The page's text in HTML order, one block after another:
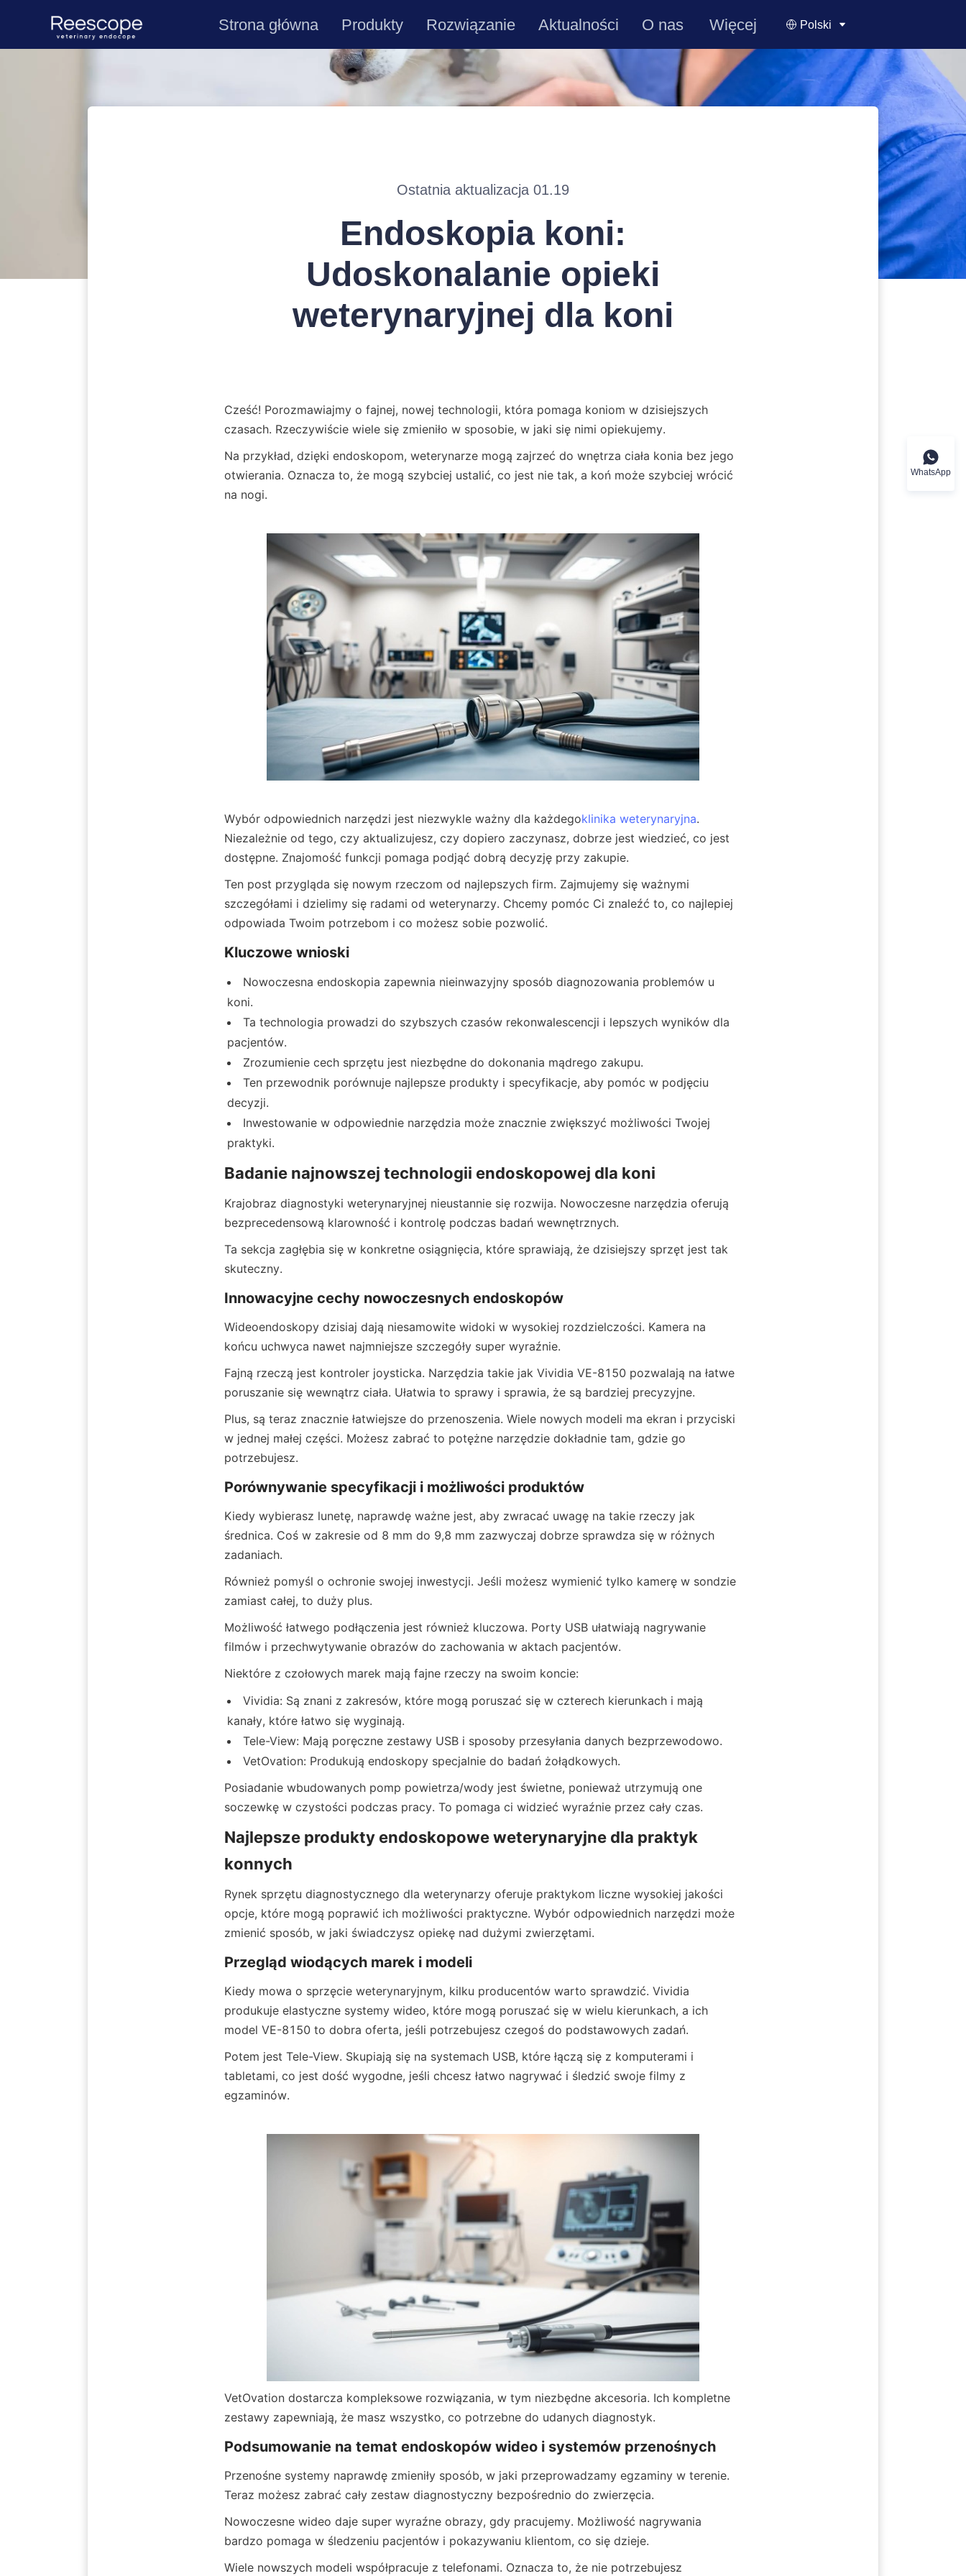
Strona główna Produkty Rozwiązanie Aktualności O nas Więcej Polski
Ostatnia aktualizacja 01.19
Endoskopia koni:
Udoskonalanie opieki
weterynaryjnej dla koni
Cześć! Porozmawiajmy o fajnej, nowej technologii, która pomaga koniom w dzisiejszych
czasach. Rzeczywiście wiele się zmieniło w sposobie, w jaki się nimi opiekujemy.
Na przykład, dzięki endoskopom, weterynarze mogą zajrzeć do wnętrza ciała konia bez jego
otwierania. Oznacza to, że mogą szybciej ustalić, co jest nie tak, a koń może szybciej wrócić
na nogi.
Wybór odpowiednich narzędzi jest niezwykle ważny dla każdegoklinika weterynaryjna.
Niezależnie od tego, czy aktualizujesz, czy dopiero zaczynasz, dobrze jest wiedzieć, co jest
dostępne. Znajomość funkcji pomaga podjąć dobrą decyzję przy zakupie.
Ten post przygląda się nowym rzeczom od najlepszych firm. Zajmujemy się ważnymi
szczegółami i dzielimy się radami od weterynarzy. Chcemy pomóc Ci znaleźć to, co najlepiej
odpowiada Twoim potrzebom i co możesz sobie pozwolić.
Kluczowe wnioski
Nowoczesna endoskopia zapewnia nieinwazyjny sposób diagnozowania problemów u
koni.
Ta technologia prowadzi do szybszych czasów rekonwalescencji i lepszych wyników dla
pacjentów.
Zrozumienie cech sprzętu jest niezbędne do dokonania mądrego zakupu.
Ten przewodnik porównuje najlepsze produkty i specyfikacje, aby pomóc w podjęciu
decyzji.
Inwestowanie w odpowiednie narzędzia może znacznie zwiększyć możliwości Twojej
praktyki.
Badanie najnowszej technologii endoskopowej dla koni
Krajobraz diagnostyki weterynaryjnej nieustannie się rozwija. Nowoczesne narzędzia oferują
bezprecedensową klarowność i kontrolę podczas badań wewnętrznych.
Ta sekcja zagłębia się w konkretne osiągnięcia, które sprawiają, że dzisiejszy sprzęt jest tak
skuteczny.
Innowacyjne cechy nowoczesnych endoskopów
Wideoendoskopy dzisiaj dają niesamowite widoki w wysokiej rozdzielczości. Kamera na
końcu uchwyca nawet najmniejsze szczegóły super wyraźnie.
Fajną rzeczą jest kontroler joysticka. Narzędzia takie jak Vividia VE-8150 pozwalają na łatwe
poruszanie się wewnątrz ciała. Ułatwia to sprawy i sprawia, że są bardziej precyzyjne.
Plus, są teraz znacznie łatwiejsze do przenoszenia. Wiele nowych modeli ma ekran i przyciski
w jednej małej części. Możesz zabrać to potężne narzędzie dokładnie tam, gdzie go
potrzebujesz.
Porównywanie specyfikacji i możliwości produktów
Kiedy wybierasz lunetę, naprawdę ważne jest, aby zwracać uwagę na takie rzeczy jak
średnica. Coś w zakresie od 8 mm do 9,8 mm zazwyczaj dobrze sprawdza się w różnych
zadaniach.
Również pomyśl o ochronie swojej inwestycji. Jeśli możesz wymienić tylko kamerę w sondzie
zamiast całej, to duży plus.
Możliwość łatwego podłączenia jest również kluczowa. Porty USB ułatwiają nagrywanie
filmów i przechwytywanie obrazów do zachowania w aktach pacjentów.
Niektóre z czołowych marek mają fajne rzeczy na swoim koncie:
Vividia: Są znani z zakresów, które mogą poruszać się w czterech kierunkach i mają
kanały, które łatwo się wyginają.
Tele-View: Mają poręczne zestawy USB i sposoby przesyłania danych bezprzewodowo.
VetOvation: Produkują endoskopy specjalnie do badań żołądkowych.
Posiadanie wbudowanych pomp powietrza/wody jest świetne, ponieważ utrzymują one
soczewkę w czystości podczas pracy. To pomaga ci widzieć wyraźnie przez cały czas.
Najlepsze produkty endoskopowe weterynaryjne dla praktyk
konnych
Rynek sprzętu diagnostycznego dla weterynarzy oferuje praktykom liczne wysokiej jakości
opcje, które mogą poprawić ich możliwości praktyczne. Wybór odpowiednich narzędzi może
zmienić sposób, w jaki świadczysz opiekę nad dużymi zwierzętami.
Przegląd wiodących marek i modeli
Kiedy mowa o sprzęcie weterynaryjnym, kilku producentów warto sprawdzić. Vividia
produkuje elastyczne systemy wideo, które mogą poruszać się w wielu kierunkach, a ich
model VE-8150 to dobra oferta, jeśli potrzebujesz czegoś do podstawowych zadań.
Potem jest Tele-View. Skupiają się na systemach USB, które łączą się z komputerami i
tabletami, co jest dość wygodne, jeśli chcesz łatwo nagrywać i śledzić swoje filmy z
egzaminów.
VetOvation dostarcza kompleksowe rozwiązania, w tym niezbędne akcesoria. Ich kompletne
zestawy zapewniają, że masz wszystko, co potrzebne do udanych diagnostyk.
Podsumowanie na temat endoskopów wideo i systemów przenośnych
Przenośne systemy naprawdę zmieniły sposób, w jaki przeprowadzamy egzaminy w terenie.
Teraz możesz zabrać cały zestaw diagnostyczny bezpośrednio do zwierzęcia.
Nowoczesne wideo daje super wyraźne obrazy, gdy pracujemy. Możliwość nagrywania
bardzo pomaga w śledzeniu pacjentów i pokazywaniu klientom, co się dzieje.
Wiele nowszych modeli współpracuje z telefonami. Oznacza to, że nie potrzebujesz
WhatsApp